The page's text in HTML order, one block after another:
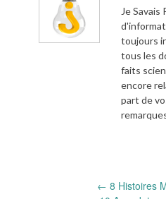
Je
toujours
tous les
faits
encore
part de
← 8 Histoires